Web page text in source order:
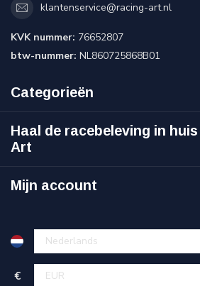
klantenservice@racing-art.nl
KVK nummer: 76652807
btw-nummer: NL860725868B01
Categorieën
Haal de racebeleving in
Art
Mijn account
€